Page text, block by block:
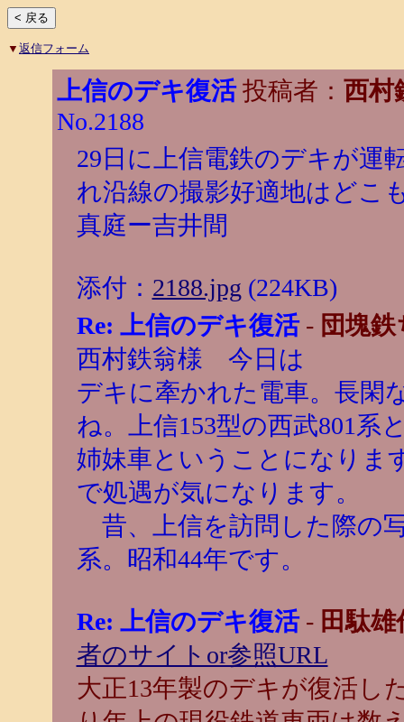
▼ 返信フォーム
上信のデキ復活投稿者： 西村
No.2188
29日に上信電鉄のデキが運
れ沿線の撮影好適地はどこ
真庭ー吉井間
添付： 2188.jpg (224KB)
Re: 上信のデキ復活- 団塊
西村鉄翁様 今日は
デキに牽かれた電車。長閑
ね。上信153型の西武801系
姉妹車ということになりま
で処遇が気になります。
昔、上信を訪問した際の
系。昭和44年です。
Re: 上信のデキ復活- 田駄雄
者のサイトor参照URL
大正13年製のデキが復活し